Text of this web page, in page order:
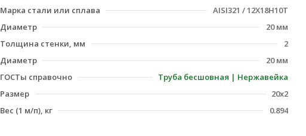
Марка стали или сплава
AISI321 / 12Х18Н10Т
Диаметр
20 мм
Толщина стенки, мм
2
Диаметр
20 мм
ГОСТы справочно
Труба бесшовная | Нержавейка
Размер
20х2
Вес (1 м/п), кг
0.894